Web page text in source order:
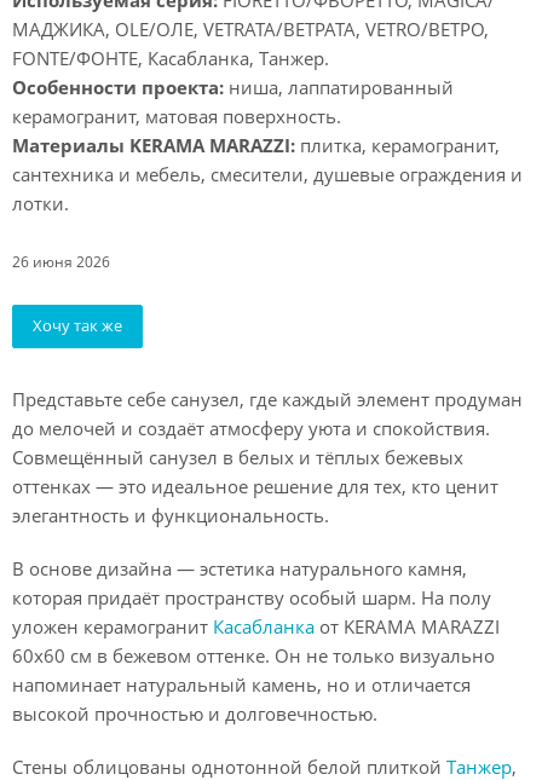
МАДЖИКА, OLE/ОЛЕ, VETRATA/ВЕТРАТА, VETRO/ВЕТРО,
FONTE/ФОНТЕ, Касабланка, Танжер.
Особенности проекта: ниша, лаппатированный
керамогранит, матовая поверхность.
Материалы KERAMA MARAZZI: плитка, керамогранит,
сантехника и мебель, смесители, душевые ограждения и
лотки.
26 июня 2026
Хочу так же
Представьте себе санузел, где каждый элемент продуман
до мелочей и создаёт атмосферу уюта и спокойствия.
Совмещённый санузел в белых и тёплых бежевых
оттенках — это идеальное решение для тех, кто ценит
элегантность и функциональность.
В основе дизайна — эстетика натурального камня,
которая придаёт пространству особый шарм. На полу
уложен керамогранит Касабланка от KERAMA MARAZZI
60х60 см в бежевом оттенке. Он не только визуально
напоминает натуральный камень, но и отличается
высокой прочностью и долговечностью.
Стены облицованы однотонной белой плиткой Танжер,